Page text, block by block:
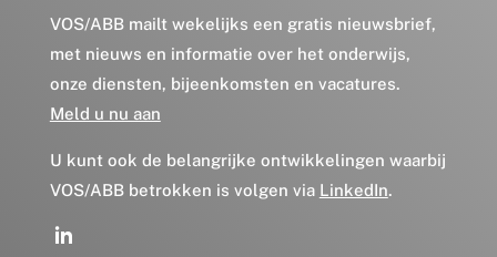
VOS/ABB mailt wekelijks een gratis nieuwsbrief,
met nieuws en informatie over het onderwijs,
onze diensten, bijeenkomsten en vacatures.
Meld u nu aan
U kunt ook de belangrijke ontwikkelingen waarbij
VOS/ABB betrokken is volgen via LinkedIn.